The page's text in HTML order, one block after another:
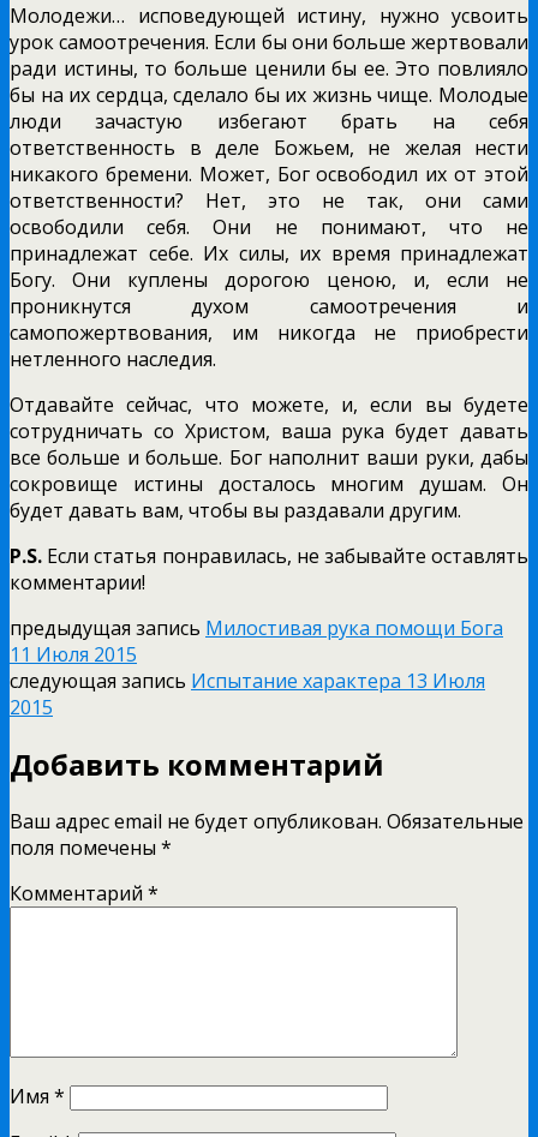
Молодежи… исповедующей истину, нужно усвоить
урок самоотречения. Если бы они больше жертвовали
ради истины, то больше ценили бы ее. Это повлияло
бы на их сердца, сделало бы их жизнь чище. Молодые
люди зачастую избегают брать на себя
ответственность в деле Божьем, не желая нести
никакого бремени. Может, Бог освободил их от этой
ответственности? Нет, это не так, они сами
освободили себя. Они не понимают, что не
принадлежат себе. Их силы, их время принадлежат
Богу. Они куплены дорогою ценою, и, если не
проникнутся духом самоотречения и
самопожертвования, им никогда не приобрести
нетленного наследия.
Отдавайте сейчас, что можете, и, если вы будете
сотрудничать со Христом, ваша рука будет давать
все больше и больше. Бог наполнит ваши руки, дабы
сокровище истины досталось многим душам. Он
будет давать вам, чтобы вы раздавали другим.
P.S. Если статья понравилась, не забывайте оставлять
комментарии!
предыдущая запись Милостивая рука помощи Бога
11 Июля 2015
следующая запись Испытание характера 13 Июля
2015
Добавить комментарий
Ваш адрес email не будет опубликован. Обязательные
поля помечены *
Комментарий *
Имя *